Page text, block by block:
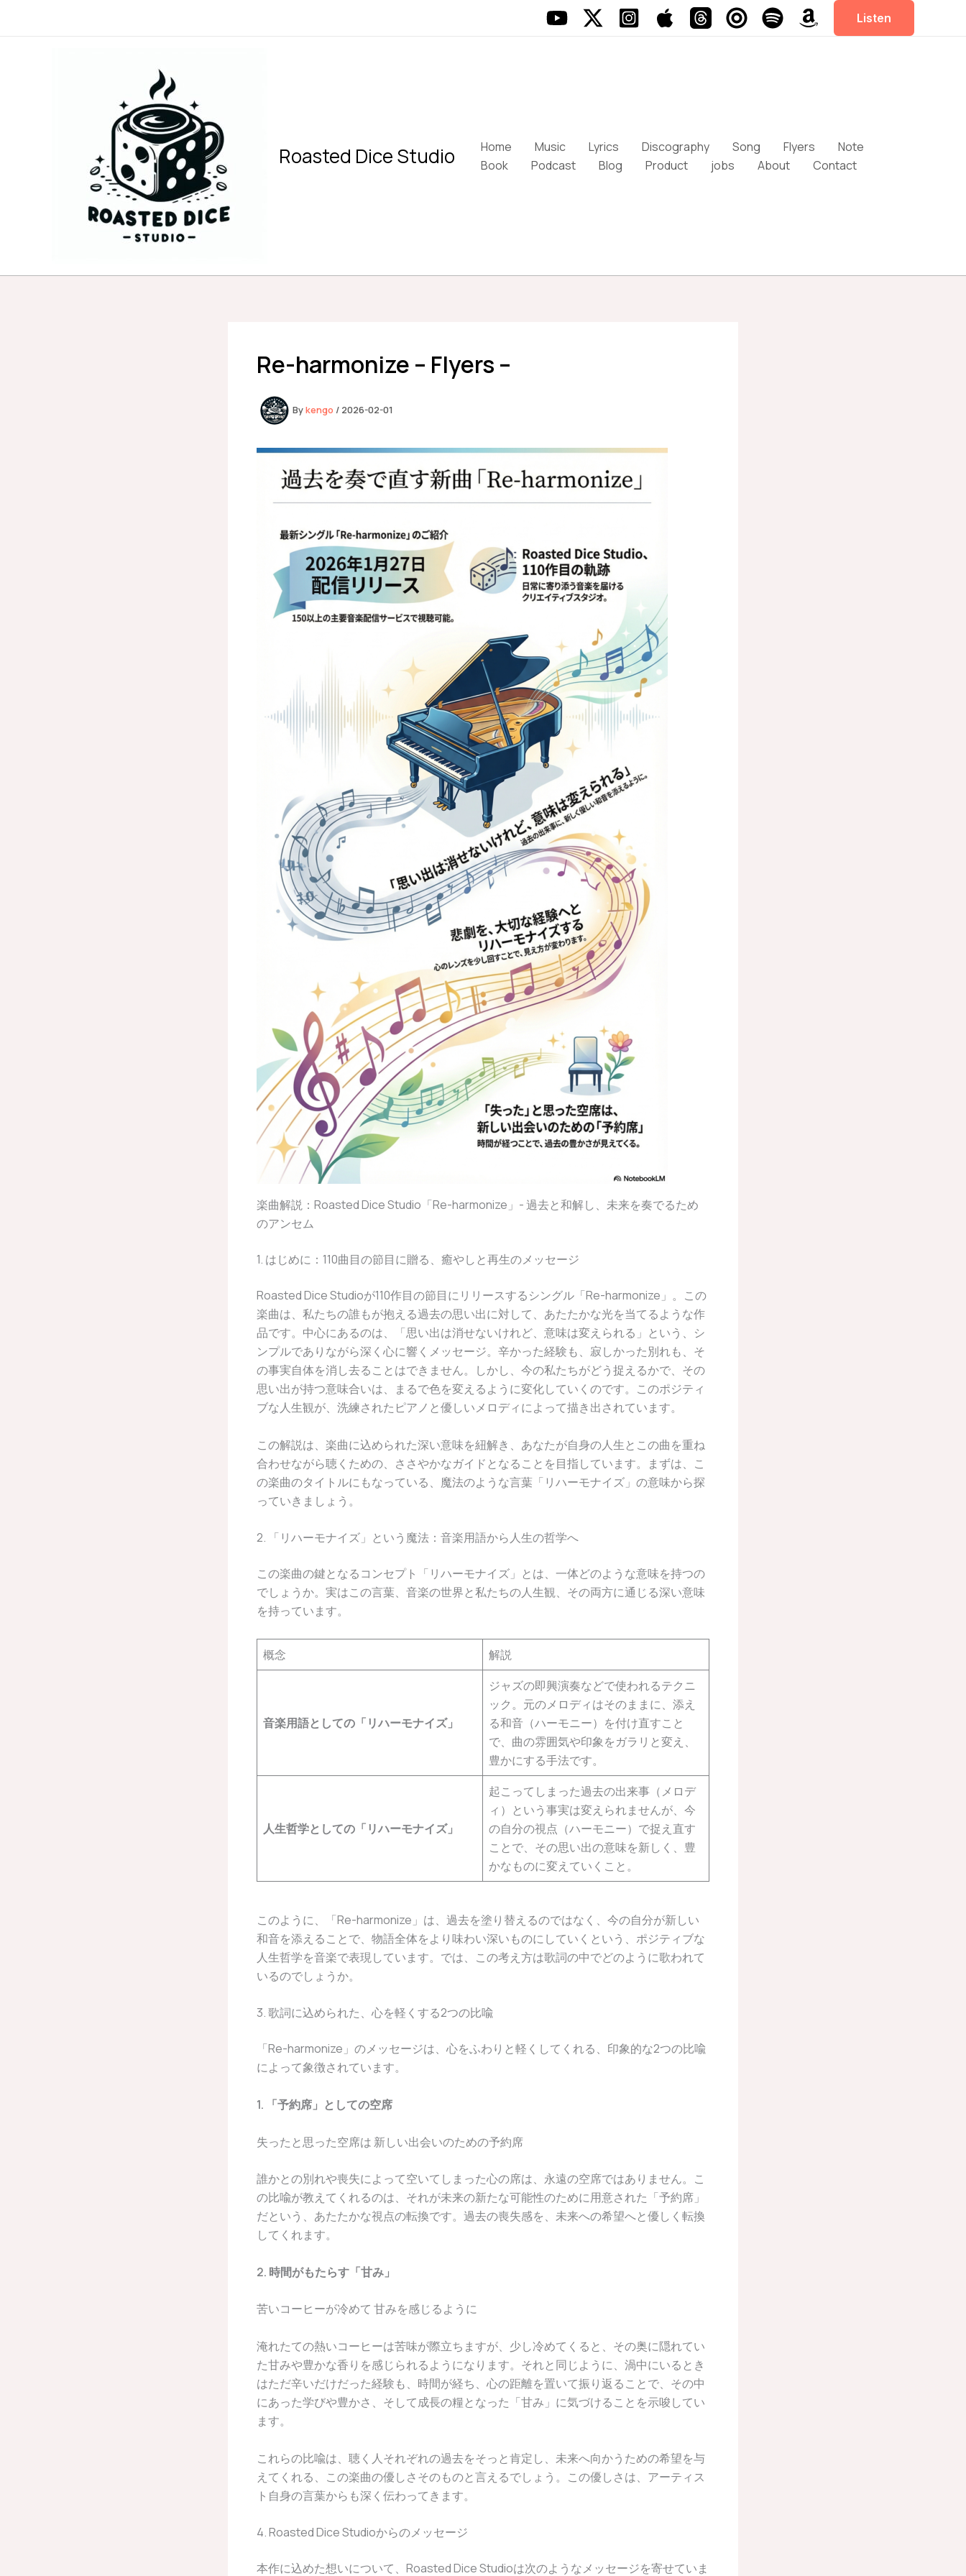
Listen
Roasted Dice Studio Home Music Lyrics Discography Song Flyers
Note
Book
Podcast Blog Product jobs About Contact
Re-harmonize – Flyers –
Bykengo / 2026-02-01
楽曲解説：Roasted Dice Studio「Re-harmonize」- 過去と和解し、未来を奏でるため
のアンセム
1. はじめに：110曲目の節目に贈る、癒やしと再生のメッセージ
Roasted Dice Studioが110作目の節目にリリースするシングル「Re-harmonize」。この
楽曲は、私たちの誰もが抱える過去の思い出に対して、あたたかな光を当てるような作
品です。中心にあるのは、「思い出は消せないけれど、意味は変えられる」という、シ
ンプルでありながら深く心に響くメッセージ。辛かった経験も、寂しかった別れも、そ
の事実自体を消し去ることはできません。しかし、今の私たちがどう捉えるかで、その
思い出が持つ意味合いは、まるで色を変えるように変化していくのです。このポジティ
ブな人生観が、洗練されたピアノと優しいメロディによって描き出されています。
この解説は、楽曲に込められた深い意味を紐解き、あなたが自身の人生とこの曲を重ね
合わせながら聴くための、ささやかなガイドとなることを目指しています。まずは、こ
の楽曲のタイトルにもなっている、魔法のような言葉「リハーモナイズ」の意味から探
っていきましょう。
2. 「リハーモナイズ」という魔法：音楽用語から人生の哲学へ
この楽曲の鍵となるコンセプト「リハーモナイズ」とは、一体どのような意味を持つの
でしょうか。実はこの言葉、音楽の世界と私たちの人生観、その両方に通じる深い意味
を持っています。
概念 解説
音楽用語としての「リハーモナイズ」
ジャズの即興演奏などで使われるテクニ
ック。元のメロディはそのままに、添え
る和音（ハーモニー）を付け直すこと
で、曲の雰囲気や印象をガラリと変え、
豊かにする手法です。
人生哲学としての「リハーモナイズ」
起こってしまった過去の出来事（メロデ
ィ）という事実は変えられませんが、今
の自分の視点（ハーモニー）で捉え直す
ことで、その思い出の意味を新しく、豊
かなものに変えていくこと。
このように、「Re-harmonize」は、過去を塗り替えるのではなく、今の自分が新しい
和音を添えることで、物語全体をより味わい深いものにしていくという、ポジティブな
人生哲学を音楽で表現しています。では、この考え方は歌詞の中でどのように歌われて
いるのでしょうか。
3. 歌詞に込められた、心を軽くする2つの比喩
「Re-harmonize」のメッセージは、心をふわりと軽くしてくれる、印象的な2つの比喩
によって象徴されています。
1. 「予約席」としての空席
失ったと思った空席は 新しい出会いのための予約席
誰かとの別れや喪失によって空いてしまった心の席は、永遠の空席ではありません。こ
の比喩が教えてくれるのは、それが未来の新たな可能性のために用意された「予約席」
だという、あたたかな視点の転換です。過去の喪失感を、未来への希望へと優しく転換
してくれます。
2. 時間がもたらす「甘み」
苦いコーヒーが冷めて 甘みを感じるように
淹れたての熱いコーヒーは苦味が際立ちますが、少し冷めてくると、その奥に隠れてい
た甘みや豊かな香りを感じられるようになります。それと同じように、渦中にいるとき
はただ辛いだけだった経験も、時間が経ち、心の距離を置いて振り返ることで、その中
にあった学びや豊かさ、そして成長の糧となった「甘み」に気づけることを示唆してい
ます。
これらの比喩は、聴く人それぞれの過去をそっと肯定し、未来へ向かうための希望を与
えてくれる、この楽曲の優しさそのものと言えるでしょう。この優しさは、アーティス
ト自身の言葉からも深く伝わってきます。
4. Roasted Dice Studioからのメッセージ
本作に込めた想いについて、Roasted Dice Studioは次のようなメッセージを寄せていま